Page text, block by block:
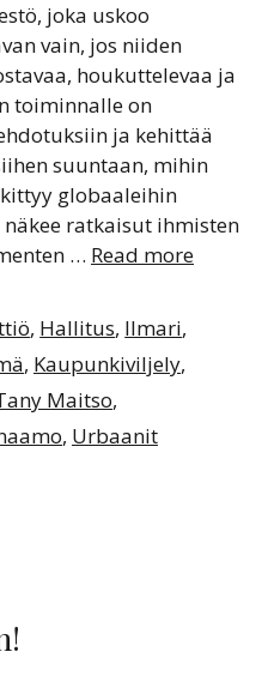
joka uskoo
vain, jos niiden
houkuttelevaa ja
toiminnalle on
ja kehittää
suuntaan, mihin
globaaleihin
ratkaisut ihmisten
… Read more
, Hallitus, Ilmari,
, Kaupunkiviljely,
Maitso,
, Urbaanit